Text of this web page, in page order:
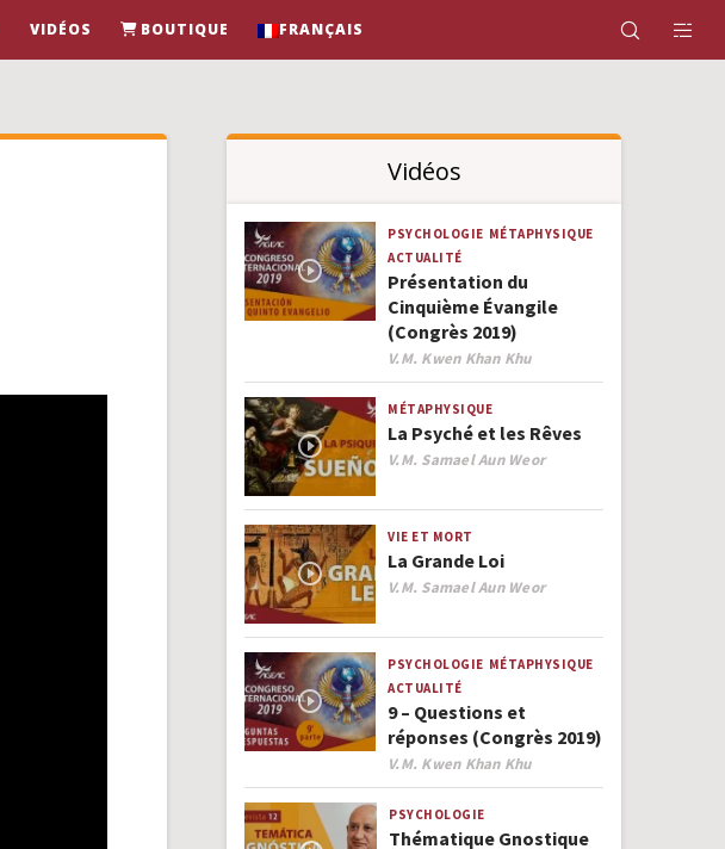
VIDÉOS BOUTIQUE FRANÇAIS
Vidéos
PSYCHOLOGIE MÉTAPHYSIQUE
ACTUALITÉ
Présentation du
Cinquième Évangile
(Congrès 2019)
Author
V.M. Kwen Khan Khu
MÉTAPHYSIQUE
La Psyché et les Rêves
Author
V.M. Samael Aun Weor
VIE ET MORT
La Grande Loi
Author
V.M. Samael Aun Weor
PSYCHOLOGIE MÉTAPHYSIQUE
ACTUALITÉ
9 – Questions et
réponses (Congrès 2019)
Author
V.M. Kwen Khan Khu
PSYCHOLOGIE
Thématique Gnostique